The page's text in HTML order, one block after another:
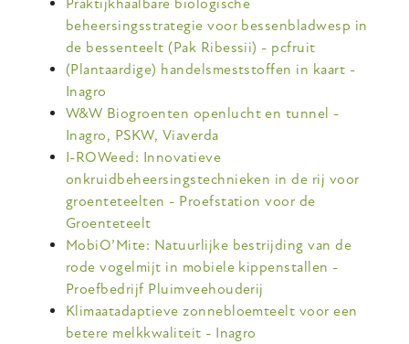
beheersingsstrategie voor bessenbladwesp in
de bessenteelt (Pak Ribessii) - pcfruit
(Plantaardige) handelsmeststoffen in kaart -
Inagro
W&W Biogroenten openlucht en tunnel -
Inagro, PSKW, Viaverda
I-ROWeed: Innovatieve
onkruidbeheersingstechnieken in de rij voor
groenteteelten - Proefstation voor de
Groenteteelt
MobiO’Mite: Natuurlijke bestrijding van de
rode vogelmijt in mobiele kippenstallen -
Proefbedrijf Pluimveehouderij
Klimaatadaptieve zonnebloemteelt voor een
betere melkkwaliteit - Inagro